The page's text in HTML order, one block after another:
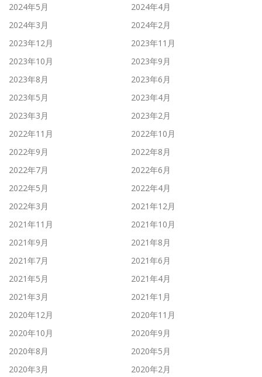
2024年5月
2024年4月
2024年3月
2024年2月
2023年12月
2023年11月
2023年10月
2023年9月
2023年8月
2023年6月
2023年5月
2023年4月
2023年3月
2023年2月
2022年11月
2022年10月
2022年9月
2022年8月
2022年7月
2022年6月
2022年5月
2022年4月
2022年3月
2021年12月
2021年11月
2021年10月
2021年9月
2021年8月
2021年7月
2021年6月
2021年5月
2021年4月
2021年3月
2021年1月
2020年12月
2020年11月
2020年10月
2020年9月
2020年8月
2020年5月
2020年3月
2020年2月